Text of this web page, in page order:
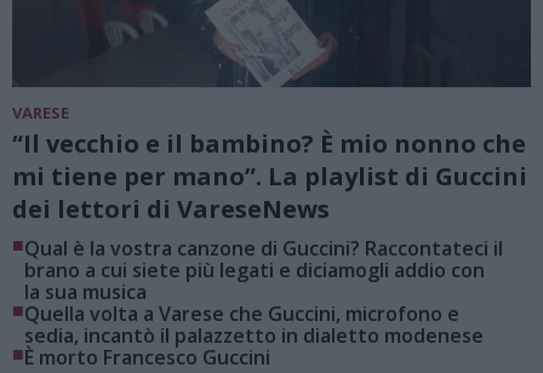
VARESE
“Il vecchio e il bambino? È mio nonno che
mi tiene per mano”. La playlist di Guccini
dei lettori di VareseNews
■Qual è la vostra canzone di Guccini? Raccontateci il
brano a cui siete più legati e diciamogli addio con
la sua musica
■Quella volta a Varese che Guccini, microfono e
sedia, incantò il palazzetto in dialetto modenese
■È morto Francesco Guccini